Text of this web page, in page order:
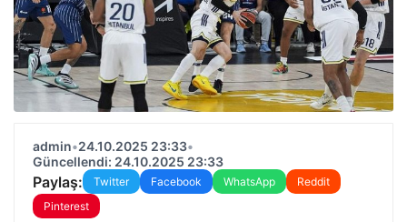
admin•24.10.2025 23:33•
Güncellendi: 24.10.2025 23:33
Paylaş: Twitter Facebook WhatsApp
Reddit
Pinterest